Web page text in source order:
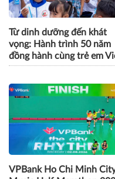
Từ dinh dưỡng đến khát
vọng: Hành trình 50 năm
đồng hành cùng trẻ em
VPBank Ho Chi Minh